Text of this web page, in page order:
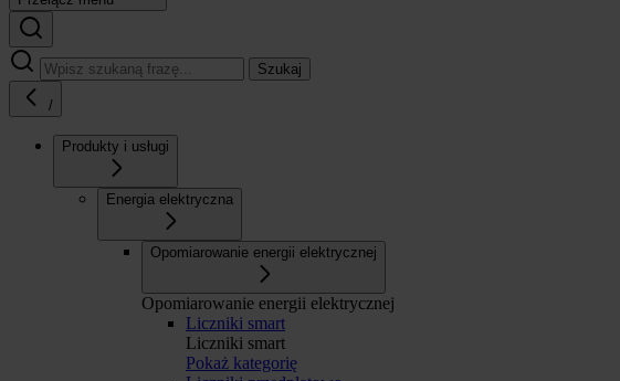
Szukaj
/
Produkty i usługi
Energia elektryczna
Opomiarowanie energii elektrycznej
Opomiarowanie energii elektrycznej
Liczniki smart
Liczniki smart
Pokaż kategorię